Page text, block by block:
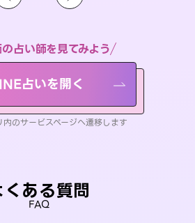
占い師を見てみよう
占いを開く
のサービスページへ遷移します
くある質問
FAQ